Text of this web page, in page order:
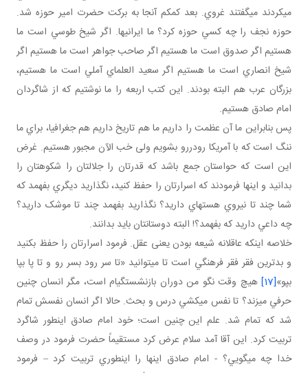
مي کردند مي گفتند غروي. بعد کم کم آنجا به برکت حضرت امير حوزه شد.
حوزه نجف را چه کسي حوزه کرد؟ ما ايراني ها. اگر شيخ طوسي است ما
هستيم اگر صدوق است ما هستيم اگر صاحب جواهر است ما هستيم اگر
شيخ انصاري است ما هستيم اگر سعيد العلماي آملي است ما هستيم،
بزرگان عرب هم البته بودند. اين کتب اربعه را ما نوشتيم که از شاگردان
امام صادق هستيم.
پس بنابراين ما آن عظمت را داريم ما هم تاريخ داريم هم جغرافيا، براي ما
ننگ است که با آمريکا رودررو بشويم ولی خب الآن مجبور هستيم. غرض
اين است که حواستان جمع باشد که قدرتان را جلالتان را شکوهتان را
بدانيد و اينها فرمودند که اسرارتان را حفظ کنيد، نگذاريد ديگري بفهمد که
شما چند تا نيروي هسته اي داريد؟ نگذاريد بفهمد چند تا موشک داريد؟
چه داعي داريد که بفهمد؟! البته دوستانتان بايد بدانند.
خلاصه اينکه عاقلانه شيعه بودن يعنی عقل. فرمود اسرارتان را حفظ بکنيد
و بدترين فقر فقر فرهنگي است تا مي توانيد «تا سر رود بسر رو و تا پا بپا
بپو»[17]
هيچ وقت نگو من دوران بازنشستگي ام است، مگر انسان چنين
حرفي مي زند؟ تا نفس مي کشي درس و بحث. حالا اگر انسان نفسش تمام
شد که تمام شد. علم اين چنين است؛ خود امام صادق اين طور شاگرد
تربيت کرد. اين آقا آمد سلام عرض کرد مستقيماً حضرت فرمود در وصف
خدا چه مي گويي؟ - امام صادق اينها را اين طوري تربيت کرد – فرمود